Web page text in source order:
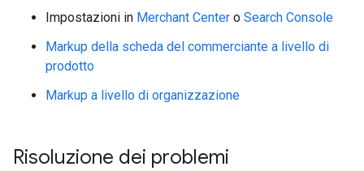
Impostazioni in Merchant Center o Search Console
Markup della scheda del commerciante a livello di
prodotto
Markup a livello di organizzazione
Risoluzione dei problemi